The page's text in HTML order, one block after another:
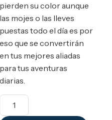
pierden su color aunque
las mojes o las lleves
puestas todo el día es por
eso que se convertirán
en tus mejores aliadas
para tus aventuras
diarias.